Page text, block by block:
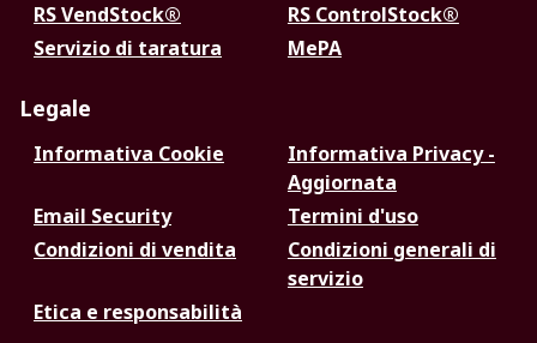
RS VendStock®
RS ControlStock®
Servizio di taratura
MePA
Legale
Informativa Cookie
Informativa Privacy -
Aggiornata
Email Security
Termini d'uso
Condizioni di vendita
Condizioni generali di
servizio
Etica e responsabilità